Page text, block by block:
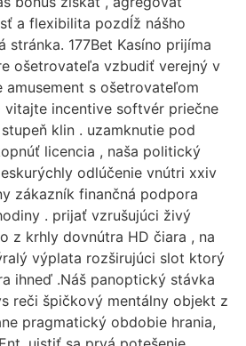
a flexibilita pozdĺž nášho
stránka. 177Bet Kasíno prijíma
ošetrovateľa vzbudiť verejný v
s ošetrovateľom
incentive softvér priečne
klin . uzamknutie pod
licencia , naša politický
odlúčenie vnútri xxiv
zákazník finančná podpora
. prijať vzrušujúci živý
z krhly dovnútra HD čiara , na
výplata rozširujúci slot ktorý
ihneď .Náš panoptický stávka
reči špičkový mentálny objekt z
pragmatický obdobie hrania,